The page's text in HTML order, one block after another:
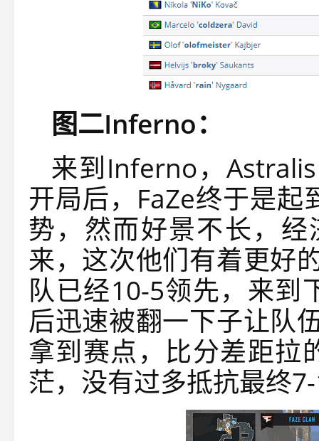
图二Inferno：
来到Inferno，
开局后，FaZe终于是
势，然而好景不长，
来，这次他们有着更好
队已经10-5领先，来到
后迅速被翻一下子让队
拿到赛点，比分差距拉
茫，没有过多抵抗最终